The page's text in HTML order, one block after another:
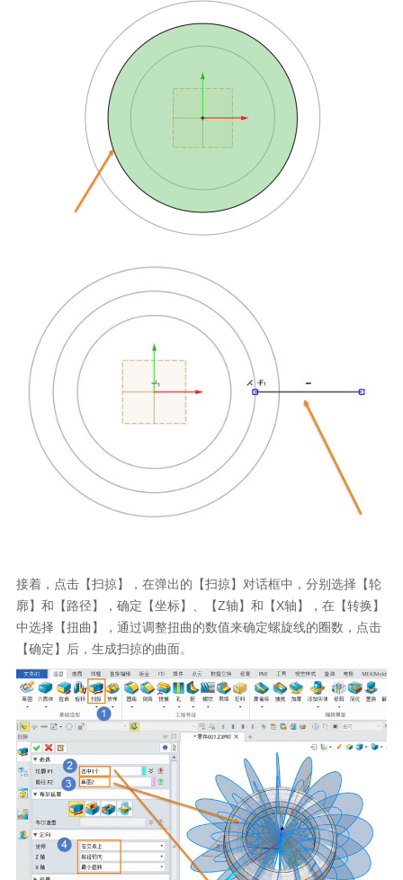
接着，点击【扫掠】，在弹出的【扫掠】对话框中，分别选择【轮
廓】和【路径】，确定【坐标】、【Z轴】和【X轴】，在【转换】
中选择【扭曲】，通过调整扭曲的数值来确定螺旋线的圈数，点击
【确定】后，生成扫掠的曲面。